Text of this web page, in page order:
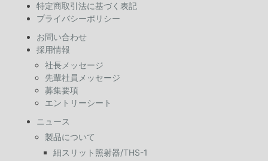
特定商取引法に基づく表記
プライバシーポリシー
お問い合わせ
採用情報
社長メッセージ
先輩社員メッセージ
募集要項
エントリーシート
ニュース
製品について
細スリット照射器/THS-1